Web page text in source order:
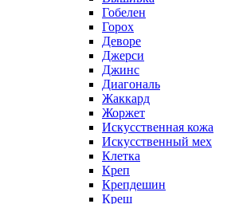
Гобелен
Горох
Деворе
Джерси
Джинс
Диагональ
Жаккард
Жоржет
Искусственная кожа
Искусственный мех
Клетка
Креп
Крепдешин
Креш